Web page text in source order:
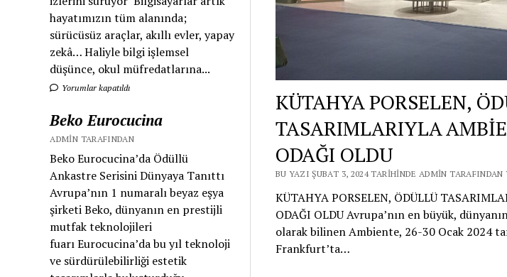
hayatımızın tüm alanında;
sürücüsüz araçlar, akıllı evler, yapay
zekâ… Haliyle bilgi işlemsel
düşünce, okul müfredatlarına...
Yorumlar kapatıldı
Beko Eurocucina
ADMIN TARAFINDAN
Beko Eurocucina’da Ödüllü
Ankastre Serisini Dünyaya Tanıttı
Avrupa’nın 1 numaralı beyaz eşya
şirketi Beko, dünyanın en prestijli
mutfak teknolojileri
fuarı Eurocucina’da bu yıl teknoloji
ve sürdürülebilirliği estetik
KÜTAHYA PORSELEN,
TASARIMLARIYLA
ODAĞI OLDU
BU YAZI ŞUBAT 3, 2024 TARIHINDE ADMIN
KÜTAHYA PORSELEN, ÖDÜLLÜ
ODAĞI OLDU Avrupa’nın en büyük,
olarak bilinen Ambiente, 26-30 Ocak 2024
Frankfurt’ta…